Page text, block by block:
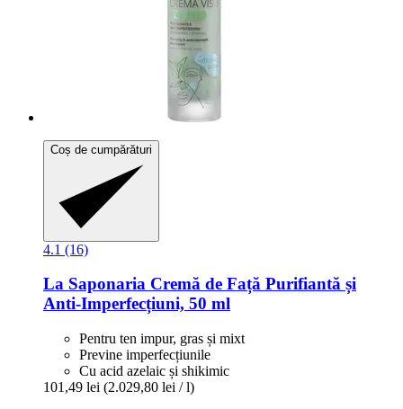
Coș de cumpărături
4.1 (16)
La Saponaria Cremă de Față Purifiantă și
Anti-​Imperfecțiuni, 50 ml
Pentru ten impur, gras și mixt
Previne imperfecțiunile
Cu acid azelaic și shikimic
101,49 lei (2.029,80 lei / l)